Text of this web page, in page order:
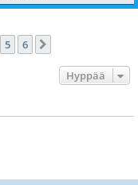
5 6
Hyppää